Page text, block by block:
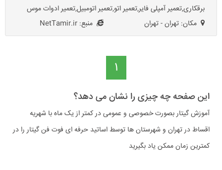
برقکاری,تعمیر آمپلی فایر,تعمیر اتو,تعمیر اتومبیل,تعمیر ادوات موس
مکان: تهران - تهران
منبع: NetTamir.ir
1
این صفحه چه چیزی را نشان می دهد؟
آموزش گیتار بصورت خصوصی و عمومی در کمتر از یک ماه با شهریه
اقساط در تهران و شهرستان ها توسط اساتید حرفه ای فوت فن گیتار را در
کمترین زمان ممکن یاد بگیرید